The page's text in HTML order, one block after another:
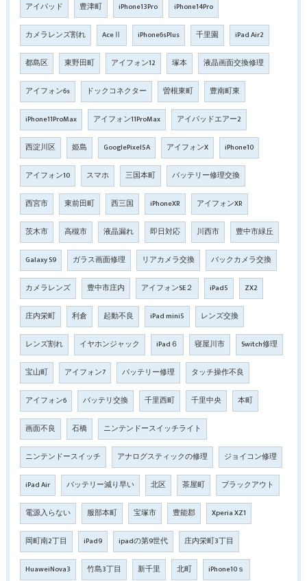
アイパッド 豊津町 iPhone13Pro iPhone14Pro
カメラレンズ割れ AceⅡ iPhone6sPlus 千里園 iPad Air2
都島区 東野田町 アイフォン12 塚本 液晶画面交換修理
アイフォン6s ドックコネクター 曽根東町 豊南町東
iPhone11ProMax アイフォン11ProMax アイパッドエアー2
西淀川区 姫島 GooglePixel5A アイフォンX iPhone10
アイフォン10 スマホ 三国本町 バッテリー修理交換
西宮市 東前田町 西三国 iPhoneXR アイフォンXR
茨木市 高槻市 液晶漏れ 即日対応 川西市 豊中市緑丘
Galaxy S9 ガラス画面修理 リアカメラ交換 バックカメラ交換
カメラレンズ 豊中市庄内 アイフォンSE２ iPad5 ZX2
庄内栄町 利倉 起動不良 iPad mini5 レンズ交換
レンズ割れ イヤホンジャック iPad６ 寝屋川市 Switch修理
宝山町 アイフォン7 バッテリー修理 タッチ操作不良
アイフォン6 バッテリ交換 千里西町 千里中央 本町
画面不良 石橋 ニンテンドースイッチライト
ニンテンドースイッチ アナログスティックの修理 ジョイコン修理
iPad Air バッテリー減り早い 北区 茶屋町 ブラックアウト
電源入らない 服部本町 宝塚市 豊能郡 Xperia XZ1
岡町南2丁目 iPad9 ipadの第9世代 庄内栄町3丁目
HuaweiNova3 竹島3丁目 新千里 北町 iPhone10ｓ